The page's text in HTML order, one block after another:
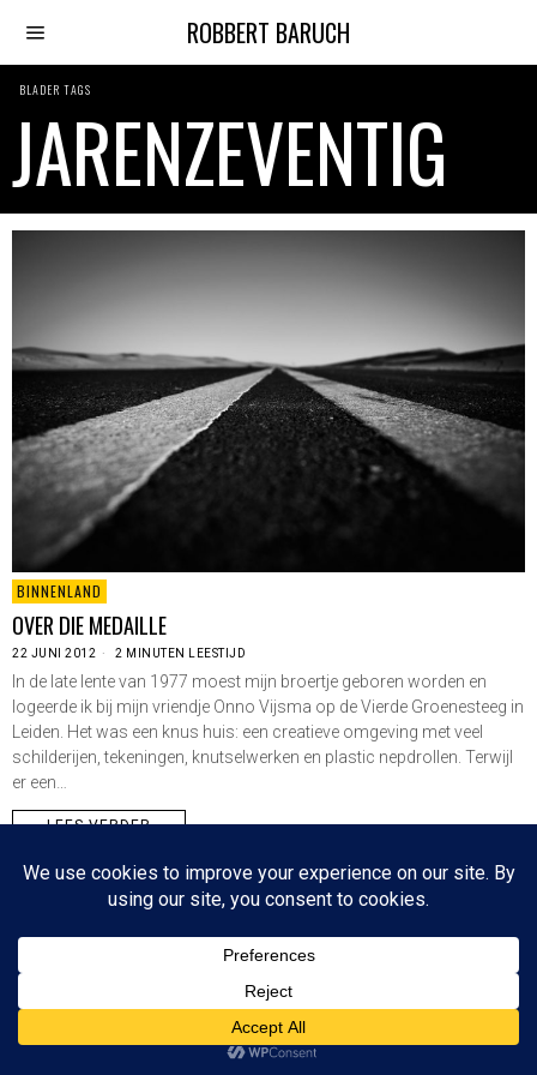
ROBBERT BARUCH
BLADER TAGS
JARENZEVENTIG
BINNENLAND
OVER DIE MEDAILLE
22 JUNI 2012 2 MINUTEN LEESTIJD
In de late lente van 1977 moest mijn broertje geboren worden en
logeerde ik bij mijn vriendje Onno Vijsma op de Vierde Groenesteeg in
Leiden. Het was een knus huis: een creatieve omgeving met veel
schilderijen, tekeningen, knutselwerken en plastic nepdrollen. Terwijl
er een…
LEES VERDER
Since 2003 © All Rights Reserved | Foto's Robbert Baruch tenzij anders vermeld
NIEUWSBRIEF CONTACT
BOVEN